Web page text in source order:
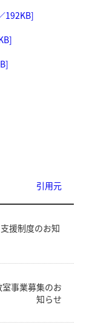
192KB]
引用元
援制度のお知
事業募集のお
知らせ